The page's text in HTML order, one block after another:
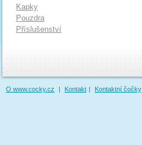
Kapky
Pouzdra
Příslušenství
O www.cocky.cz | Kontakt | Kontaktní čočky